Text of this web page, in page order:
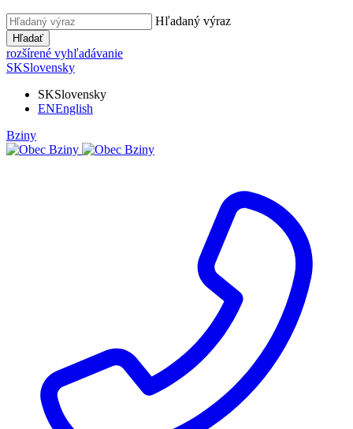
Hľadaný výraz
Hľadať
rozšírené vyhľadávanie
SKSlovensky
SKSlovensky
ENEnglish
Bziny